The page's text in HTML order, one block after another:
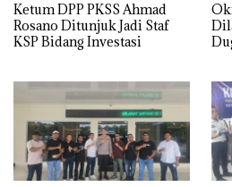
Ketum DPP PKSS Ahmad
Rosano Ditunjuk Jadi Staf
KSP Bidang Investasi